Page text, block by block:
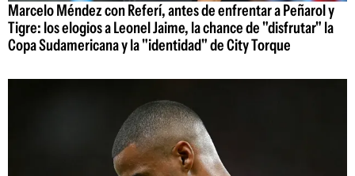
Marcelo Méndez con Referí, antes de enfrentar a Peñarol y
Tigre: los elogios a Leonel Jaime, la chance de "disfrutar" la
Copa Sudamericana y la "identidad" de City Torque